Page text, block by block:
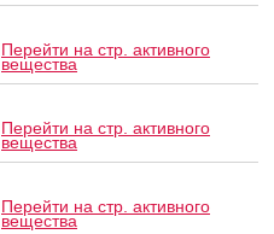
Перейти на стр. активного
вещества
Перейти на стр. активного
вещества
Перейти на стр. активного
вещества